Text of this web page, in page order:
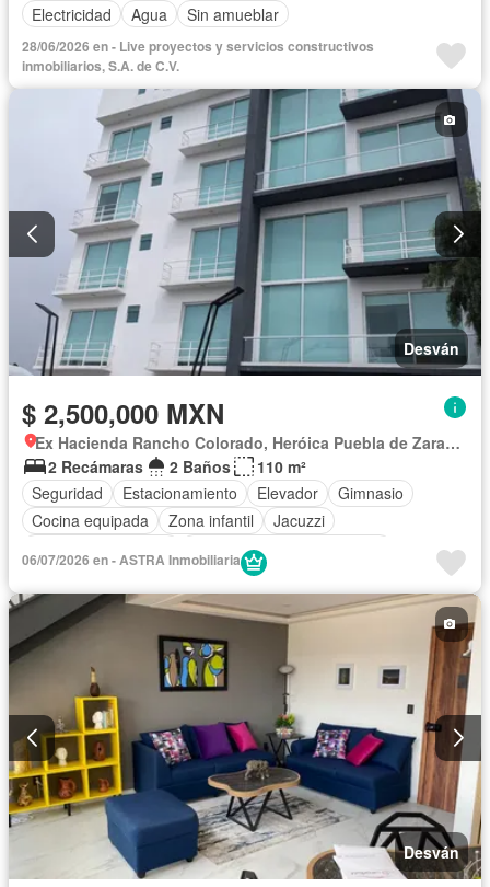
Electricidad
Agua Sin amueblar
28/06/2026 en - Live proyectos y servicios constructivos
inmobiliarios, S.A. de C.V.
Desván
$ 2,500,000 MXN
Ex Hacienda Rancho Colorado, Heróica Puebla de Zaragoza
2 Recámaras
2 Baños
110 m²
Seguridad
Estacionamiento Elevador
Gimnasio
Cocina equipada
Zona infantil
Jacuzzi
Completamente amueblado
06/07/2026 en - ASTRA Inmobiliaria
Desván